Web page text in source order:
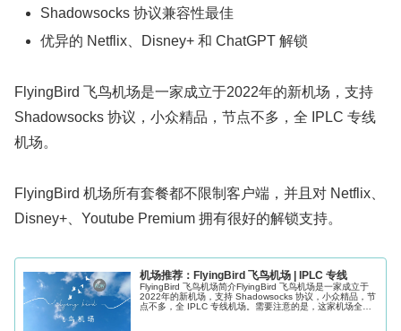
Shadowsocks 协议兼容性最佳
优异的 Netflix、Disney+ 和 ChatGPT 解锁
FlyingBird 飞鸟机场是一家成立于2022年的新机场，支持
Shadowsocks 协议，小众精品，节点不多，全 IPLC 专线
机场。
FlyingBird 机场所有套餐都不限制客户端，并且对 Netflix、
Disney+、Youtube Premium 拥有很好的解锁支持。
机场推荐：FlyingBird 飞鸟机场 | IPLC 专线
FlyingBird 飞鸟机场简介FlyingBird 飞鸟机场是一家成立于
2022年的新机场，支持 Shadowsocks 协议，小众精品，节
点不多，全 IPLC 专线机场。需要注意的是，这家机场全称